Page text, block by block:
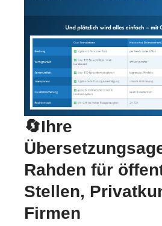
🔄Ihre
Rahden für
Stellen,
Firmen